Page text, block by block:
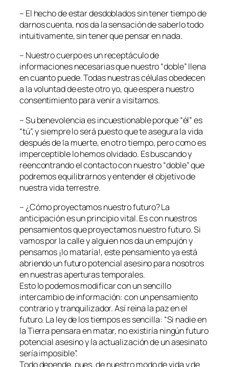
– El hecho de estar desdoblados sin tener tiempo de
darnos cuenta, nos da la sensación de saberlo todo
intuitivamente, sin tener que pensar en nada.
– Nuestro cuerpo es un receptáculo de
informaciones necesarias que nuestro “doble” llena
en cuanto puede. Todas nuestras células obedecen
a la voluntad de este otro yo, que espera nuestro
consentimiento para venir a visitarnos.
– Su benevolencia es incuestionable porque “él” es
“tú”, y siempre lo será puesto que te asegura la vida
después de la muerte, en otro tiempo, pero como es
imperceptible lo hemos olvidado. Es buscando y
reencontrando el contacto con nuestro “doble” que
podremos equilibrarnos y entender el objetivo de
nuestra vida terrestre.
– ¿Cómo proyectamos nuestro futuro? La
anticipación es un principio vital. Es con nuestros
pensamientos que proyectamos nuestro futuro. Si
vamos por la calle y alguien nos da un empujón y
pensamos ¡lo mataría!, este pensamiento ya está
abriendo un futuro potencial asesino para nosotros
en nuestras aperturas temporales.
Esto lo podemos modificar con un sencillo
intercambio de información: con un pensamiento
contrario y tranquilizador. Así reina la paz en el
futuro. La ley de los tiempos es sencilla: “Si nadie en
la Tierra pensara en matar, no existiría ningún futuro
potencial asesino y la actualización de un asesinato
sería imposible”.
Todo depende, pues, de nuestro modo de vida y de